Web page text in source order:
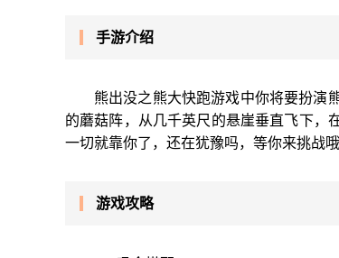
手游介绍
熊出没之熊大快跑游戏中你将要扮演
的蘑菇阵，从几千英尺的悬崖垂直飞下，
一切就靠你了，还在犹豫吗，等你来挑战哦
游戏攻略